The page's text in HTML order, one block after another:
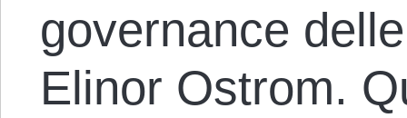
governance
Elinor Ostrom.